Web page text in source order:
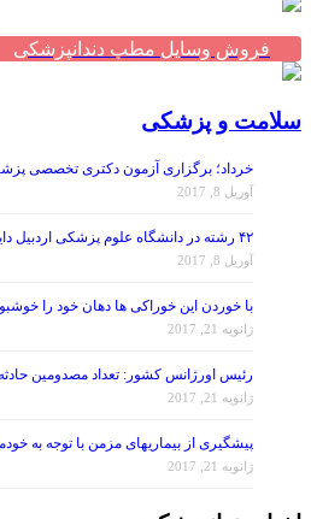
فروش وسایل مطب دندانپزشکی
سلامت و پزشکی
خرداد؛ برگزاری آزمون دکتری تخصصی پزشکی
آوریل 8, 2017
۴۲ رشته در دانشگاه علوم پزشکی اردبیل دایر است
آوریل 8, 2017
با خوردن این خوراکی ها دهان خود را خوشبو
ژانویه 21, 2017
رئیس اورژانس کشور: تعداد مصدومین حادثه پلاسکو
ژانویه 21, 2017
پیشگیری از بیماریهای مزمن با توجه به
ژانویه 21, 2017